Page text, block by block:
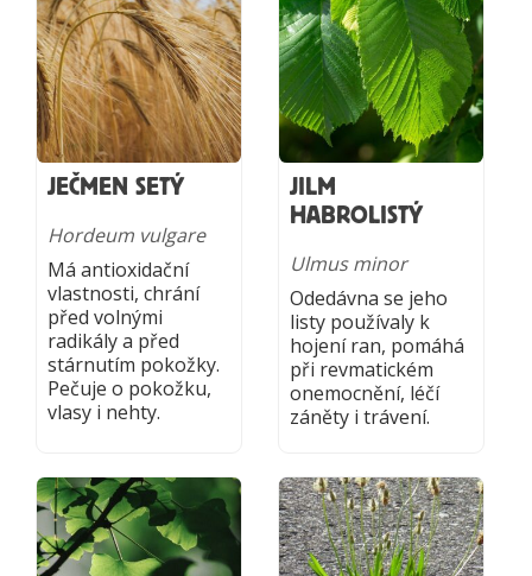
JEČMEN SETÝ
Hordeum vulgare
Má antioxidační
vlastnosti, chrání
před volnými
radikály a před
stárnutím pokožky.
Pečuje o pokožku,
vlasy i nehty.
JILM
HABROLISTÝ
Ulmus minor
Odedávna se jeho
listy používaly k
hojení ran, pomáhá
při revmatickém
onemocnění, léčí
záněty i trávení.